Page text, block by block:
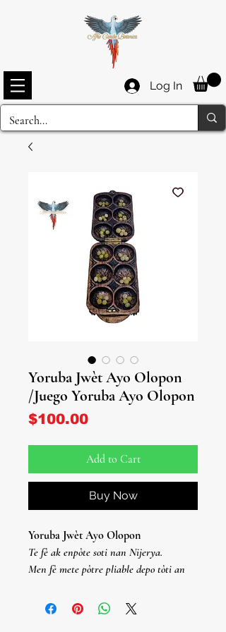
Log In
Yoruba Jwèt Ayo Olopon
/Juego Yoruba Ayo Olopon
$100.00Price
Add to Cart
Buy Now
Yoruba Jwèt Ayo Olopon
Te fè ak enpòte soti nan Nijerya.
Men fè mete pòtre pliable depo tòti an
48 Omo Ayo/Gwacalote Seeds/Quita